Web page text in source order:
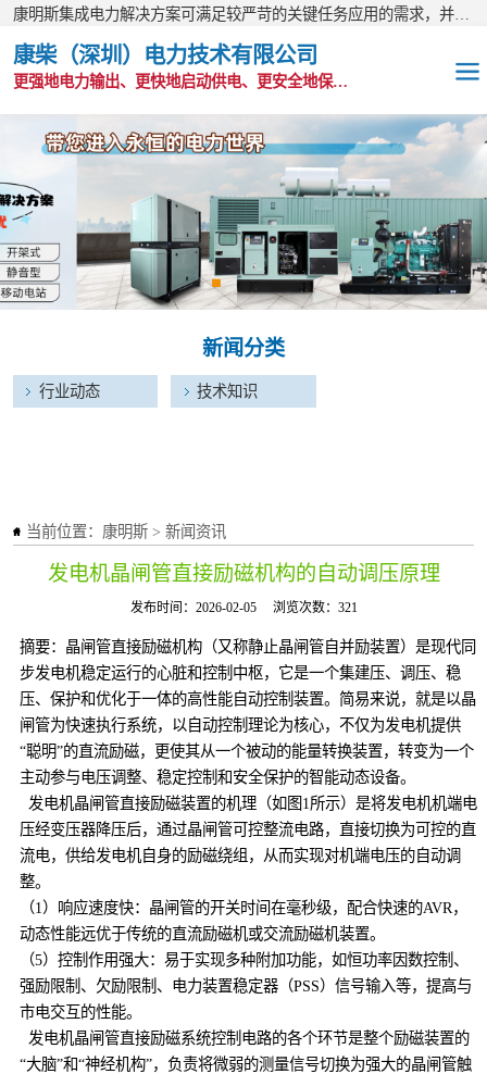
康柴（深圳）电力技术有限公司
更强地电力输出、更快地启动供电、更安全地保护功能
当前位置： 康明斯 > 新闻资讯
发电机晶闸管直接励磁机构的自动调压原理
发布时间：2026-02-05 浏览次数：321
摘要：晶闸管直接励磁机构（又称静止晶闸管自并励装置）是现代同
步发电机稳定运行的心脏和控制中枢，它是一个集建压、调压、稳
压、保护和优化于一体的高性能自动控制装置。简易来说，就是以晶
闸管为快速执行系统，以自动控制理论为核心，不仅为发电机提供
“聪明”的直流励磁，更使其从一个被动的能量转换装置，转变为一个
主动参与电压调整、稳定控制和安全保护的智能动态设备。
发电机晶闸管直接励磁装置的机理（如图1所示）是将发电机机端电
压经变压器降压后，通过晶闸管可控整流电路，直接切换为可控的直
流电，供给发电机自身的励磁绕组，从而实现对机端电压的自动调
整。
（1）响应速度快：晶闸管的开关时间在毫秒级，配合快速的AVR，
动态性能远优于传统的直流励磁机或交流励磁机装置。
（5）控制作用强大：易于实现多种附加功能，如恒功率因数控制、
强励限制、欠励限制、电力装置稳定器（PSS）信号输入等，提高与
市电交互的性能。
发电机晶闸管直接励磁系统控制电路的各个环节是整个励磁装置的
“大脑”和“神经机构”，负责将微弱的测量信号切换为强大的晶闸管触
新闻分类
行业动态 技术知识
OEM发电机组
静音发电机组
移动电站
发电机出租